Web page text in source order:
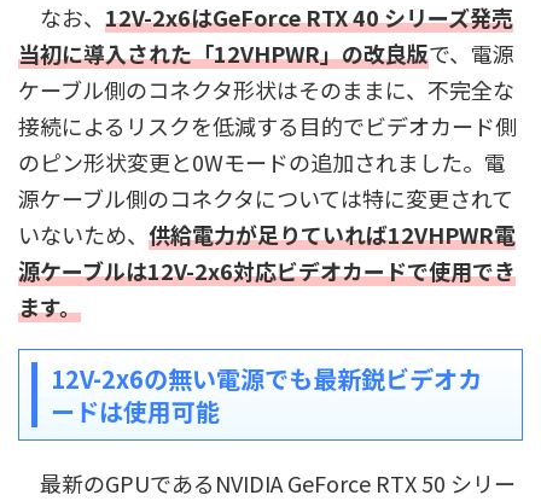
なお、 12V-2x6はGeForce RTX 40 シリーズ発売
当初に導入された「12VHPWR」の改良版で、電源
ケーブル側のコネクタ形状はそのままに、不完全な
接続によるリスクを低減する目的でビデオカード側
のピン形状変更と0Wモードの追加されました。電
源ケーブル側のコネクタについては特に変更されて
いないため、 供給電力が足りていれば12VHPWR電
源ケーブルは12V-2x6対応ビデオカードで使用でき
ます。
12V-2x6の無い電源でも最新鋭ビデオカ
ードは使用可能
最新のGPUであるNVIDIA GeForce RTX 50 シリー